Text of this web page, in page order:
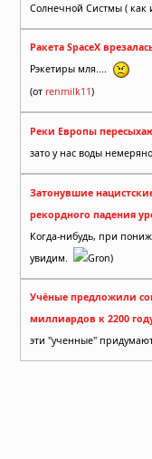
Солнечной Систмы ( как
Ракета SpaceX
Рэкетиры мля....
(от renmilk11)
Реки Европы
зато у нас воды
Затонувшие
рекордного падения
Когда-нибудь, при
увидим.
Gron)
Учёные предложили
миллиардов к 2200
эти "ученные"